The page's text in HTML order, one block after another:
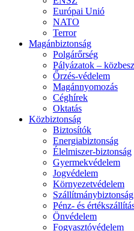
Európai Unió
NATO
Terror
Magánbiztonság
Polgárőrség
Pályázatok –
Őrzés-védelem
Magánnyomozás
Céghírek
Oktatás
Közbiztonság
Biztosítók
Energiabiztonság
Élelmiszer-biztonság
Gyermekvédelem
Jogvédelem
Környezetvédelem
Szállítmánybiztonság
Pénz- és
Önvédelem
Fogyasztóvédelem